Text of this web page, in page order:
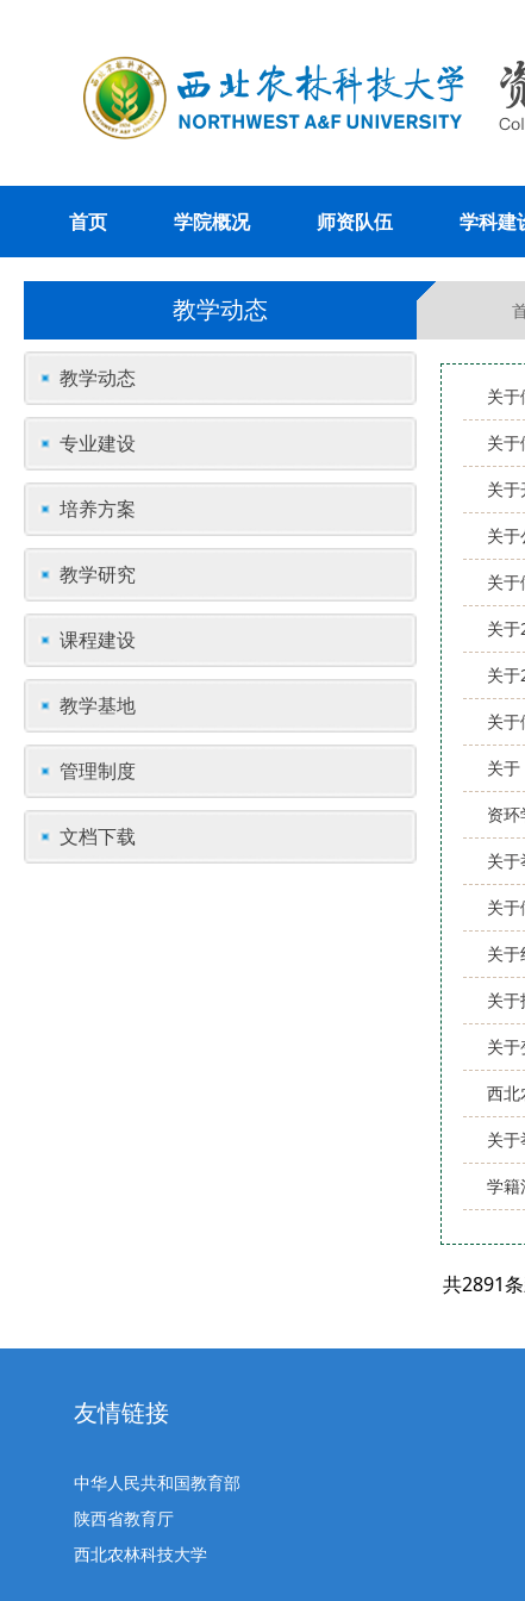
首页 学院概况 师资队伍 学科建
教学动态
教学动态
专业建设
培养方案
教学研究
课程建设
教学基地
管理制度
文档下载
关
关
关
关
关
关
关
关
关
资
关
关
关
关
关
西北
关
学籍
共2891
友情链接
中华人民共和国教育部
陕西省教育厅
西北农林科技大学